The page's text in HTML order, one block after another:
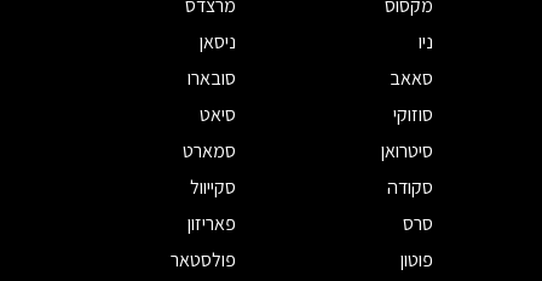
ניו
ניסאן
סאאב
סובארו
סוזוקי
סיאט
סיטרואן
סמארט
סקודה
סקייוול
סרס
פאריזון
פוטון
פולסטאר